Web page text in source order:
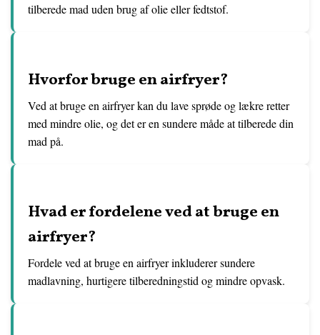
tilberede mad uden brug af olie eller fedtstof.
Hvorfor bruge en airfryer?
Ved at bruge en airfryer kan du lave sprøde og lækre retter
med mindre olie, og det er en sundere måde at tilberede din
mad på.
Hvad er fordelene ved at bruge en
airfryer?
Fordele ved at bruge en airfryer inkluderer sundere
madlavning, hurtigere tilberedningstid og mindre opvask.